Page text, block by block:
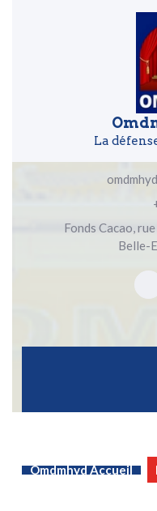
La
Fonds Cacao,
Belle-
Omdmhyd Accueil